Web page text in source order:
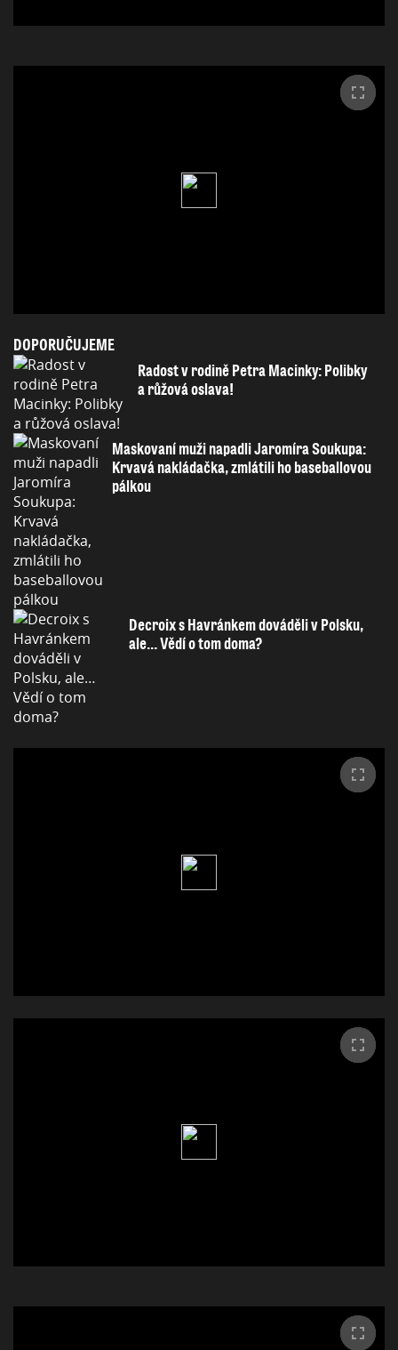
DOPORUČUJEME
Radost v rodině Petra Macinky: Polibky
a růžová oslava!
Maskovaní muži napadli Jaromíra Soukupa:
Krvavá nakládačka, zmlátili ho baseballovou
pálkou
Decroix s Havránkem dováděli v Polsku,
ale… Vědí o tom doma?